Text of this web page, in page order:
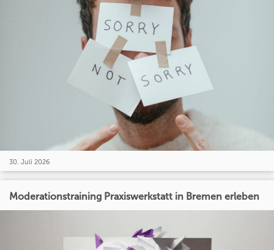
30. Juli 2026
Moderationstraining Praxiswerkstatt in Bremen erleben